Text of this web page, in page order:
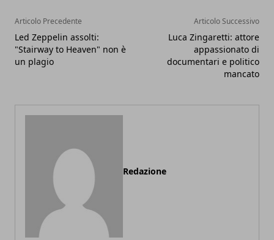
Articolo Precedente
Led Zeppelin assolti:
"Stairway to Heaven" non è
un plagio
Articolo Successivo
Luca Zingaretti: attore
appassionato di
documentari e politico
mancato
Redazione